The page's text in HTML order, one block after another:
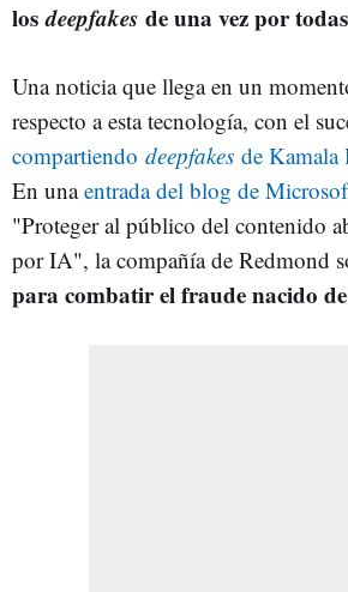
losdeepfakes de una vez por
Una noticia que llega en un
respecto a esta tecnología, con el
compartiendo deepfakes de Kamala
En unaentrada del blog de
"Proteger al público del contenido
por IA", la compañía de Redmond
para combatir el fraude nacido